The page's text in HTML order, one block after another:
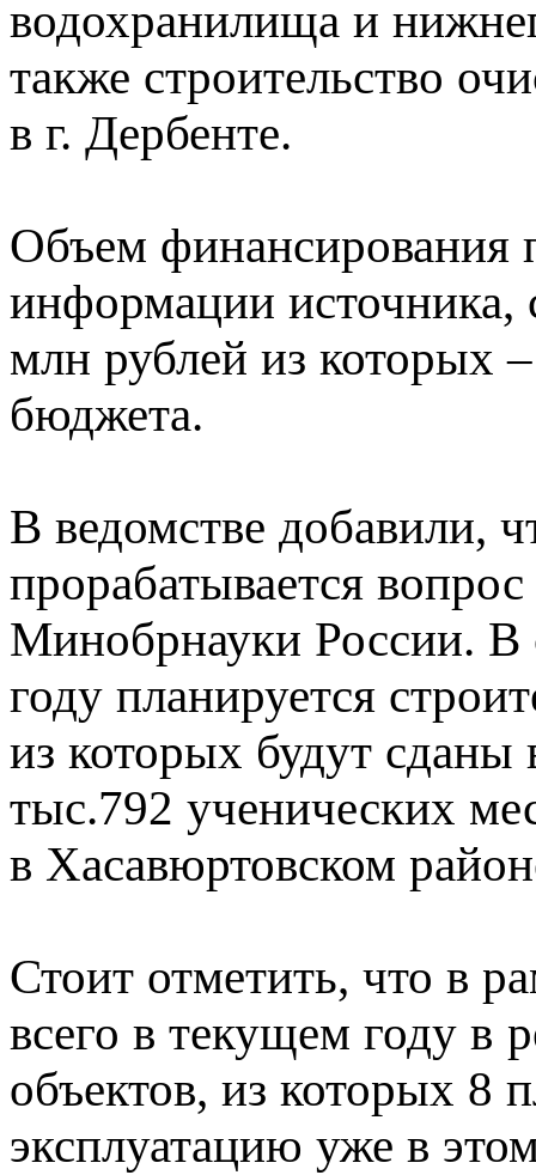
водохранилища и
также строительство
в г. Дербенте.
Объем
информации источника,
млн рублей из которых
бюджета.
В ведомстве добавили,
прорабатывается
Минобрнауки России. В
году планируется
из которых будут
тыс.792 ученических
в Хасавюртовском
Стоит отметить, что в
всего в текущем году в
объектов, из которых 8
эксплуатацию уже в